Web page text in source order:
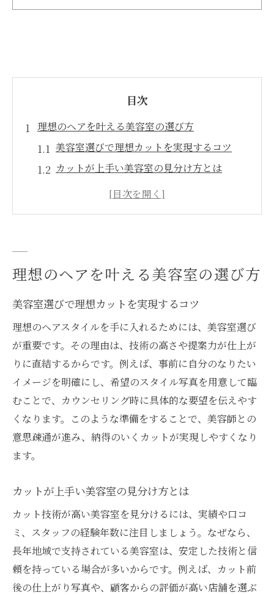
目次
理想のヘアを叶える美容室の選び方
美容室選びで理想カットを実現するコツ
カットが上手い美容室の見分け方とは
美容室のカウンセリング活用術を知ろう
カットが上手い美容室で自分らしさ発見
美容室の技術で自分らしさを表現する秘訣
髪質や骨格に合う美容室カットの選び方
口コミで評判の美容室を選ぶポイント
美容室カットで理想スタイルを叶える流れ
自分に合う美容室の見つけ方を詳しく解説
おまかせカットで満足する秘訣とは
おまかせカットが得意な美容室の特徴
美容室選びで大事な事前カウンセリング
おまかせカットのメリットと注意点解説
美容室で理想を叶える相談術を身につける
ショートやメンズも得意な美容室特集
ショートが得意な美容室の選び方ガイド
理想のヘアを叶える美容室の選び方
美容室選びで理想カットを実現するコツ
理想のヘアスタイルを手に入れるためには、美容室選び
が重要です。その理由は、技術の高さや提案力が仕上が
りに直結するからです。例えば、事前に自分のなりたい
イメージを明確にし、希望のスタイル写真を用意して臨
むことで、カウンセリング時に具体的な要望を伝えやす
くなります。このような準備をすることで、美容師との
意思疎通が進み、納得のいくカットが実現しやすくなり
ます。
カットが上手い美容室の見分け方とは
カット技術が高い美容室を見分けるには、実績や口コ
ミ、スタッフの経験年数に注目しましょう。なぜなら、
長年地域で支持されている美容室は、安定した技術と信
頼を持っている場合が多いからです。例えば、カット前
後の仕上がり写真や、顧客からの評価が高い店舗を選ぶ